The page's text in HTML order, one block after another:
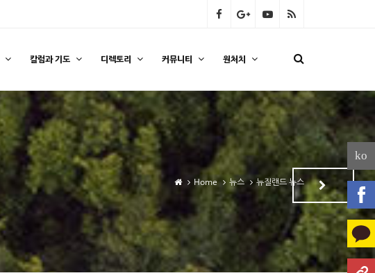
칼럼과 기도 디렉토리 커뮤니티 원처치
Home 뉴스 뉴질랜드 뉴스
ko